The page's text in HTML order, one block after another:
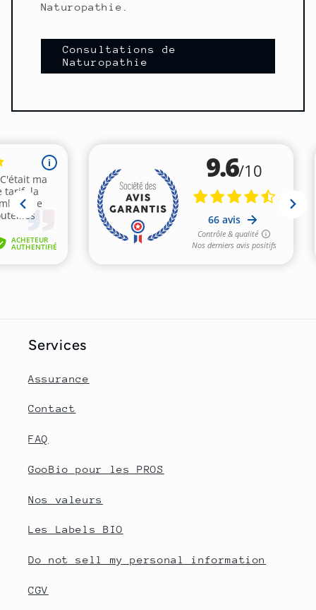
Naturopathie.
Consultations de
Naturopathie
Services
Assurance
Contact
FAQ
GooBio pour les PROS
Nos valeurs
Les Labels BIO
Do not sell my personal information
CGV